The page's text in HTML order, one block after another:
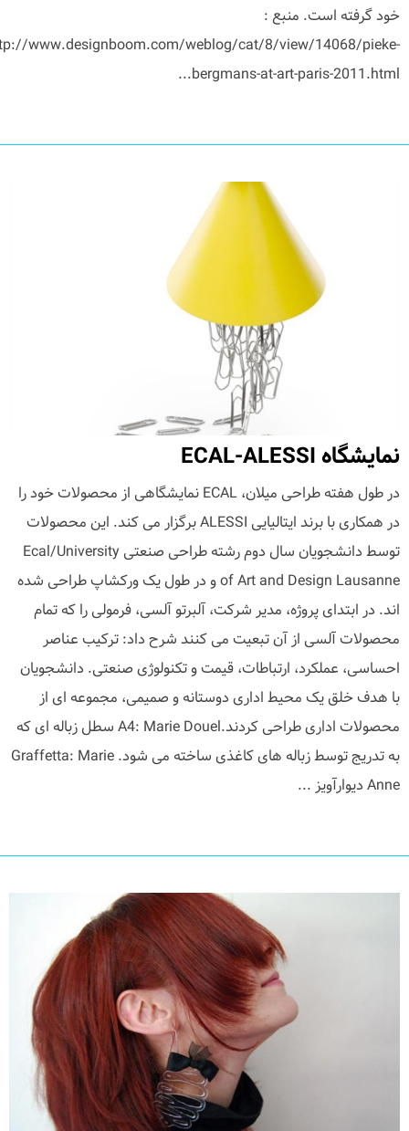
خود گرفته است. منبع :
www.designboom.com/weblog/cat/8/view/14068/pieke-
bergmans-at-art-paris-2011.html...
نمایشگاه ECAL-ALESSI
در طول هفته طراحی میلان، ECAL نمایشگاهی از محصولات خود را
در همکاری با برند ایتالیایی ALESSI برگزار می کند. این محصولات
توسط دانشجویان سال دوم رشته طراحی صنعتی Ecal/University
of Art and Design Lausanne و در طول یک ورکشاپ طراحی شده
اند. در ابتدای پروژه، مدیر شرکت، آلبرتو آلسی، فرمولی را که تمام
محصولات آلسی از آن تبعیت می کنند شرح داد: ترکیب عناصر
احساسی، عملکرد، ارتباطات، قیمت و تکنولوژی صنعتی. دانشجویان
با هدف خلق یک محیط اداری دوستانه و صمیمی، مجموعه ای از
محصولات اداری طراحی کردند.A4: Marie Douel سطل زباله ای که
به تدریج توسط زباله های کاغذی ساخته می شود. Graffetta: Marie
Anne دیوارآویز ...